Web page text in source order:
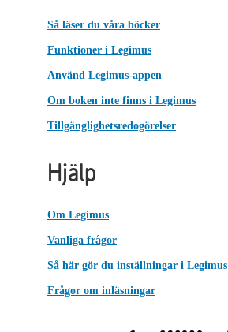
Så läser du våra böcker
Funktioner i Legimus
Använd Legimus-appen
Om boken inte finns i Legimus
Tillgänglighetsredogörelser
Hjälp
Om Legimus
Vanliga frågor
Så här gör du inställningar i Legimus
Frågor om inläsningar